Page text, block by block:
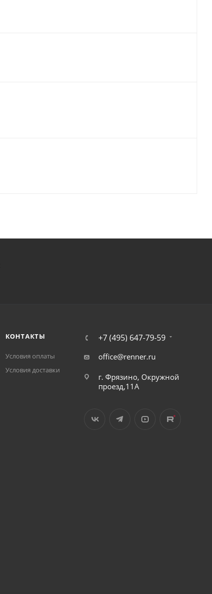
КОНТАКТЫ
Условия оплаты
Условия доставки
+7 (495) 647-79-59
office@renner.ru
г. Фрязино, Окружной
проезд,11А